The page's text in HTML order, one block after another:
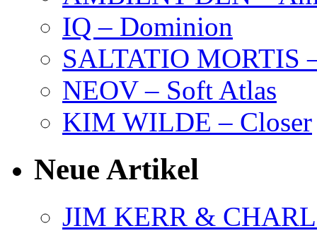
IQ – Dominion
SALTATIO MORTIS
NEOV – Soft Atlas
KIM WILDE – Closer
Neue Artikel
JIM KERR &